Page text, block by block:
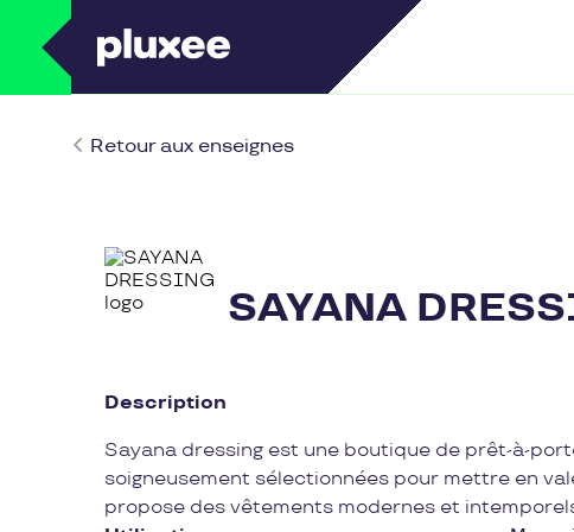
Retour aux enseignes
SAYANA
Description
Sayana dressing est une boutique de prêt-à-
soigneusement sélectionnées pour mettre en
propose des vêtements modernes et